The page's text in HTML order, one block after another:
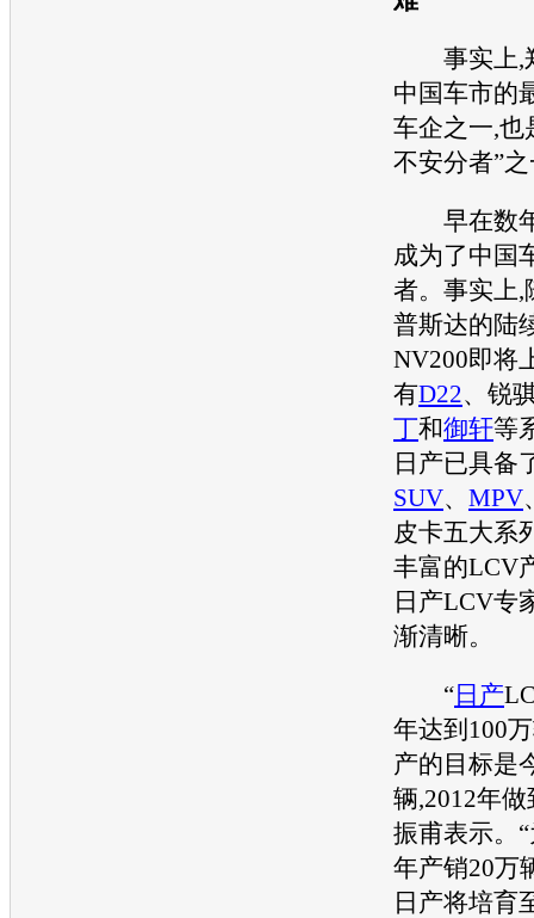
事实上,
中国车市的
车企之一,也
不安分者”
早在数
成为了中国
者。事实上,
普斯达的陆
NV200即将
有D22、锐
丁和御轩等
日产已具备
SUV、 MPV
皮卡五大系
丰富的LCV
日产LCV专
渐清晰。
“日产
年达到100
产的目标是
辆,2012年
振甫表示。
年产销20万
日产将培育